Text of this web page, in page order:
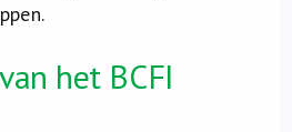
het BCFI